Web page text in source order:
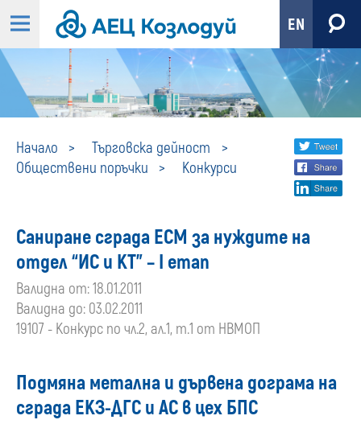
EN
Начало
Търговска дейност
Обществени поръчки
Конкурси
Конкурси
Share
social
Саниране сграда ЕСМ за нуждите на
отдел “ИС и КТ” – І етап
Валидна от: 18.01.2011
Валидна до: 03.02.2011
19107 - Конкурс по чл.2, ал.1, т.1 от НВМОП
Подмяна метална и дървена дограма на
сграда ЕКЗ-ДГС и АС в цех БПС